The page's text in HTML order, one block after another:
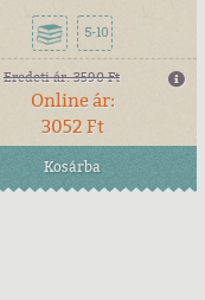
5-10
Eredeti ár:3590 Ft
Online ár:
3052 Ft
Kosárba